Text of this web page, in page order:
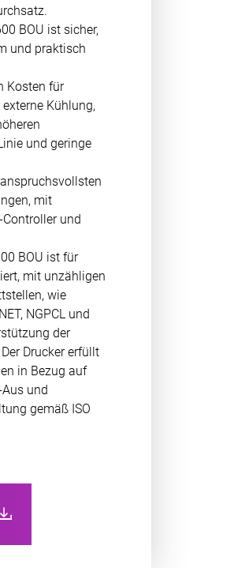
BOU ist sicher,
und praktisch
Kosten für
Kühlung,
und geringe
mit
und
BOU ist für
mit unzähligen
wie
NGPCL und
der
Drucker erfüllt
in Bezug auf
und
gemäß ISO